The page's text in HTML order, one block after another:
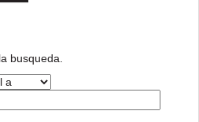
busqueda.